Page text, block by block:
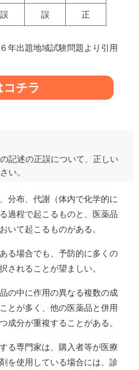
誤 誤 正
年出題地域試験問題より引用
チラ
記述の正誤について、正しい
い。
分布、代謝（体内で化学的に
過程で起こるものと、医薬品
いて起こるものがある。
る場合でも、予防的に多くの
されることが望ましい。
の中に作用の異なる複数の成
とが多く、他の医薬品と併用
成分が重複することがある。
る専門家は、購入者等が医療
を使用している場合には、診